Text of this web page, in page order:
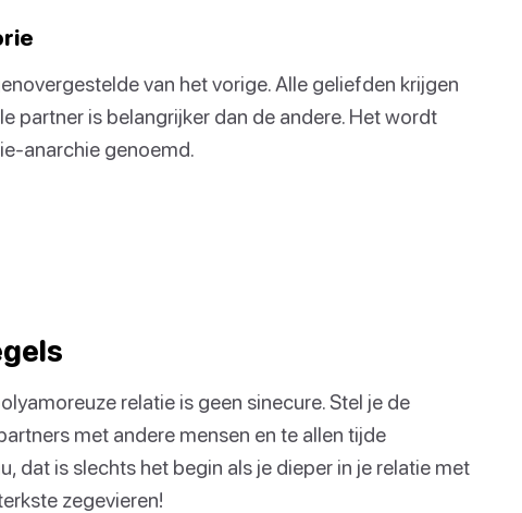
van het vorige. Alle geliefden krijgen
partner is belangrijker dan de andere. Het wordt
anarchie genoemd.
relatie is geen sinecure. Stel je de
met andere mensen en te allen tijde
dat is slechts het begin als je dieper in je relatie met
zegevieren!